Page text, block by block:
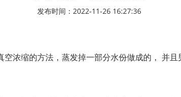
发布时间：2022-11-26 16:27:36
浓缩的方法，蒸发掉一部分水份做成的， 并